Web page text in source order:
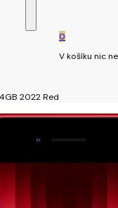
0
V košíku nic
2022 Red